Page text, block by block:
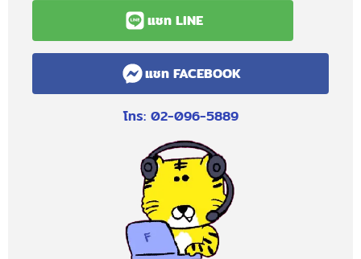
แชท LINE
แชท FACEBOOK
โทร: 02-096-5889